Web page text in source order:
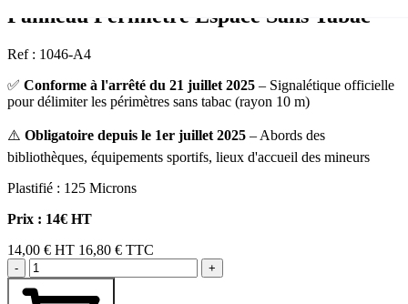
Panneau Périmètre Espace Sans Tabac
Ref : 1046-A4
✅ Conforme à l'arrêté du 21 juillet 2025 – Signalétique officielle
pour délimiter les périmètres sans tabac (rayon 10 m)
⚠️ Obligatoire depuis le 1er juillet 2025 – Abords des
bibliothèques, équipements sportifs, lieux d'accueil des mineurs
Plastifié : 125 Microns
Prix : 14€ HT
14,00 € HT 16,80 € TTC
- +